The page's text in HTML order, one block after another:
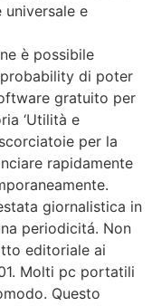
e
è possibile
di poter
gratuito per
‘Utilità e
per la
rapidamente
giornalistica in
periodicitá. Non
editoriale ai
Molti pc portatili
Questo